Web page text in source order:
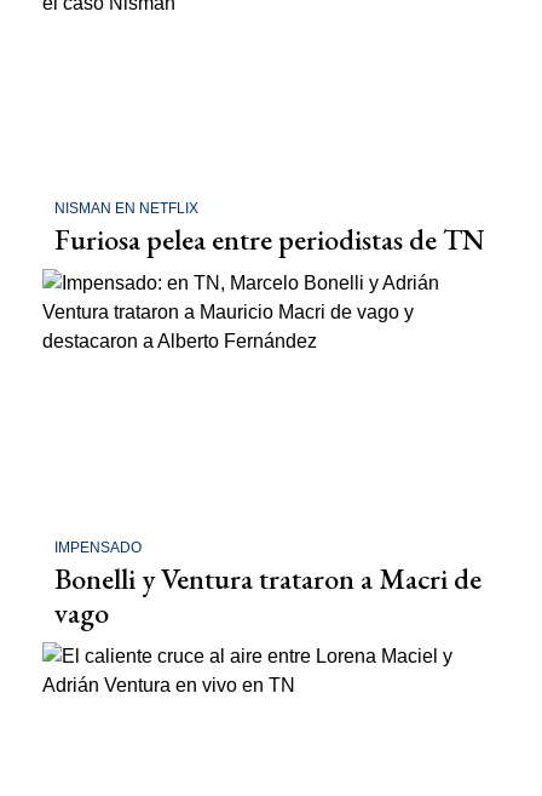
NISMAN EN NETFLIX
Furiosa pelea entre periodistas de TN
IMPENSADO
Bonelli y Ventura trataron a Macri de
vago